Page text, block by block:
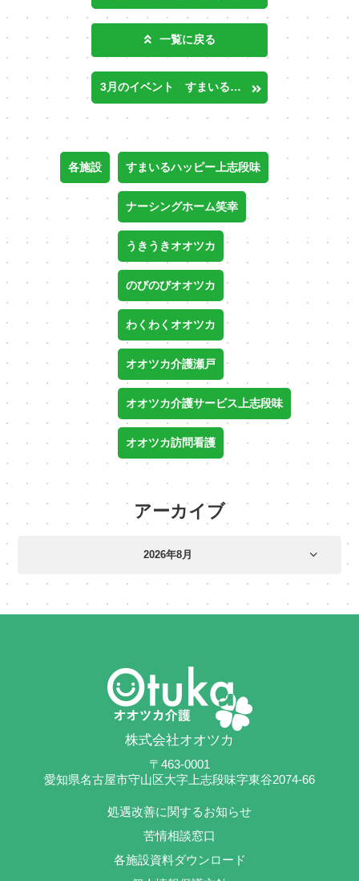
一覧に戻る
3月のイベント すまいるハッピー日進
各施設 すまいるハッピー上志段味
ナーシングホーム笑幸
うきうきオオツカ
のびのびオオツカ
わくわくオオツカ
オオツカ介護瀬戸
オオツカ介護サービス上志段味
オオツカ訪問看護
アーカイブ
株式会社オオツカ
〒463-0001
愛知県名古屋市守山区大字上志段味字東谷2074-66
処遇改善に関するお知らせ
苦情相談窓口
各施設資料ダウンロード